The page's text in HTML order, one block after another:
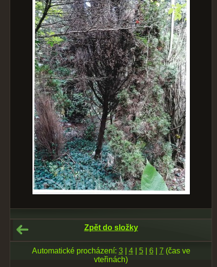
Zpět do složky
Automatické procházení: 3| 4| 5| 6| 7 (čas ve
vteřinách)